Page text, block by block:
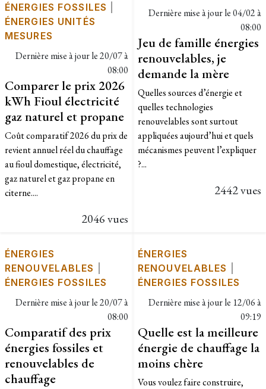
ÉNERGIES FOSSILES
ÉNERGIES UNITÉS
MESURES
Dernière mise à jour le20/07 à
08:00
Comparer le prix 2026
kWh Fioul électricité
gaz naturel et propane
Coût comparatif 2026 du prix de
revient annuel réel du chauffage
au fioul domestique, électricité,
gaz naturel et gaz propane en
citerne....
2046 vues
Dernière mise à jour le04/02 à
08:00
Jeu de famille énergies
renouvelables, je
demande la mère
Quelles sources d’énergie et
quelles technologies
renouvelables sont surtout
appliquées aujourd’hui et quels
mécanismes peuvent l’expliquer
?...
2442 vues
ÉNERGIES
RENOUVELABLES
ÉNERGIES FOSSILES
Dernière mise à jour le20/07 à
08:00
Comparatif des prix
énergies fossiles et
renouvelables de
chauffage
ÉNERGIES
RENOUVELABLES
ÉNERGIES FOSSILES
Dernière mise à jour le 12/06 à
09:19
Quelle est la meilleure
énergie de chauffage la
moins chère
Vous voulez faire construire,